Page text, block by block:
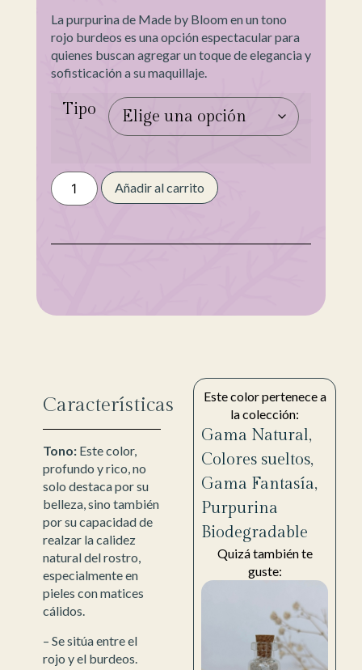
La purpurina de Made by Bloom en un tono
rojo burdeos es una opción espectacular para
quienes buscan agregar un toque de elegancia y
sofisticación a su maquillaje.
Tipo
Añadir al carrito
Características
Tono: Este color,
profundo y rico, no
solo destaca por su
belleza, sino también
por su capacidad de
realzar la calidez
natural del rostro,
especialmente en
pieles con matices
cálidos.
– Se sitúa entre el
rojo y el burdeos.
Este color pertenece a
la colección:
Gama Natural,
Colores sueltos,
Gama Fantasía,
Purpurina
Biodegradable
Quizá también te
guste: